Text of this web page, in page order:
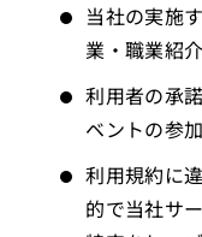
当社の実施
業・職業紹
利用者の承
ベントの参
利用規約に
的で当社サ